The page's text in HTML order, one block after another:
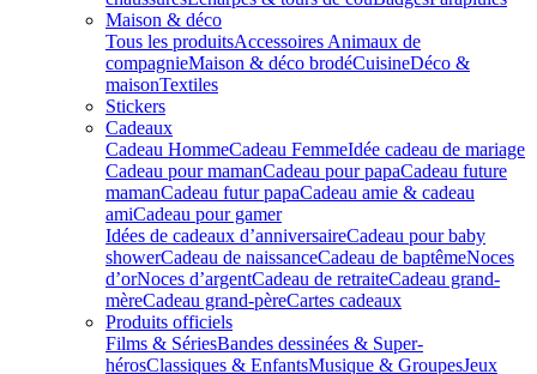
Maison & déco
Tous les produitsAccessoires Animaux de
compagnieMaison & déco brodéCuisineDéco &
maisonTextiles
Stickers
Cadeaux
Cadeau HommeCadeau FemmeIdée cadeau de mariage​
Cadeau pour mamanCadeau pour papaCadeau future
mamanCadeau futur papaCadeau amie & cadeau
amiCadeau pour gamer
Idées de cadeaux d’anniversaireCadeau pour baby
showerCadeau de naissanceCadeau de baptêmeNoces
d’orNoces d’argentCadeau de retraiteCadeau grand-
mèreCadeau grand-pèreCartes cadeaux
Produits officiels
Films & SériesBandes dessinées & Super-
hérosClassiques & EnfantsMusique & GroupesJeux